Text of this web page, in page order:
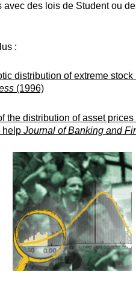
avec des lois de Student ou
:
distribution of extreme stock
(1996)
the distribution of asset
help Journal of Banking and